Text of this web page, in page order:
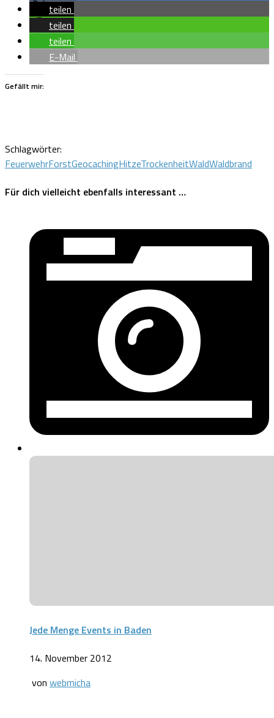
teilen
teilen
teilen
E-Mail
Gefällt mir:
Schlagwörter:
FeuerwehrForstGeocachingHitzeTrockenheitWaldWaldbrand
Für dich vielleicht ebenfalls interessant …
Jede Menge Events in Baden
14. November 2012
von webmicha